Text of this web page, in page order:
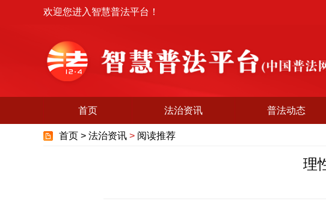
欢迎您进入智慧普法平台！
首页 法治资讯 普法动态
首页 > 法治资讯 > 阅读推荐
理